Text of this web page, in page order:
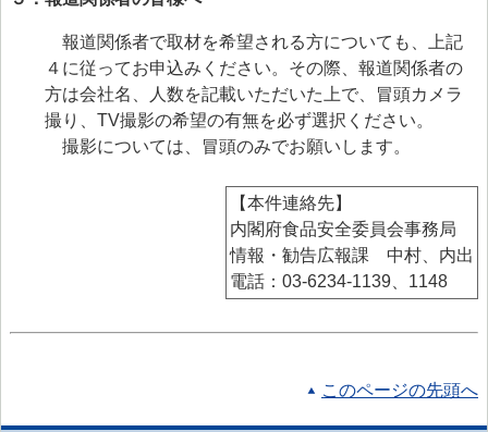
報道関係者で取材を希望される方についても、上記
４に従ってお申込みください。その際、報道関係者の
方は会社名、人数を記載いただいた上で、冒頭カメラ
撮り、TV撮影の希望の有無を必ず選択ください。
撮影については、冒頭のみでお願いします。
【本件連絡先】
内閣府食品安全委員会事務局
情報・勧告広報課 中村、内出
電話：03-6234-1139、1148
このページの先頭へ